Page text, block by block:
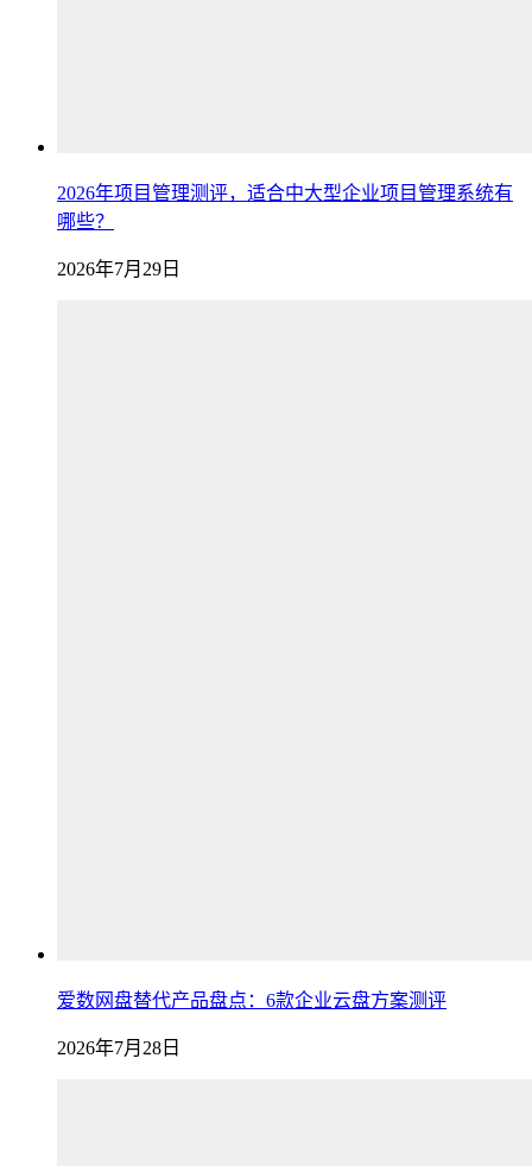
2026年项目管理测评，适合中大型企业项目管理系统有
哪些？
2026年7月29日
爱数网盘替代产品盘点：6款企业云盘方案测评
2026年7月28日